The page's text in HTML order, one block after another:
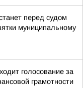
перед судом
муниципальному
голосование за
грамотности